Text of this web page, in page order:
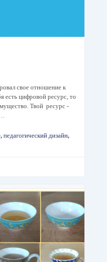
свое отношение к
есть цифровой ресурс, то
Твой ресурс -
, педагогический дизайн,